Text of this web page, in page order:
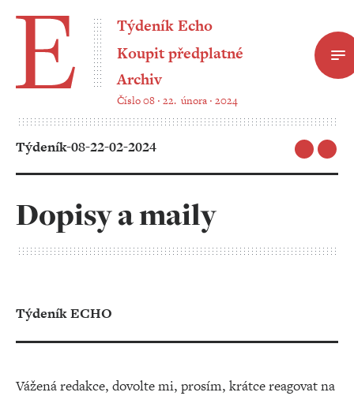
Týdeník Echo
Koupit předplatné
Archiv
Číslo 08 ‧ 22. února ‧ 2024
Týdeník-08-22-02-2024
Dopisy a maily
Týdeník ECHO
Vážená redakce, dovolte mi, prosím, krátce reagovat na